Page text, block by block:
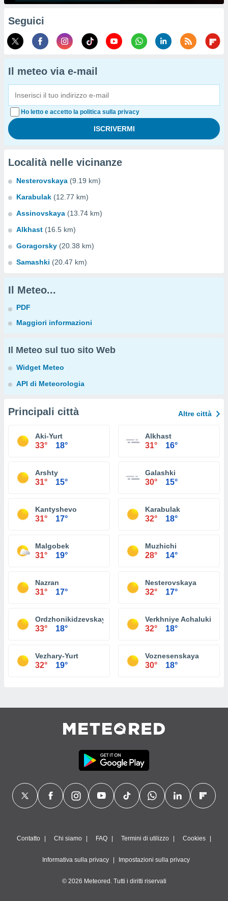
Seguici
Il meteo via e-mail
Ho letto e accetto la politica sulla privacy
Località nelle vicinanze
Nesterovskaya (9.19 km)
Karabulak (12.77 km)
Assinovskaya (13.74 km)
Alkhast (16.5 km)
Goragorsky (20.38 km)
Samashki (20.47 km)
Il Meteo...
PDF
Maggiori informazioni
Il Meteo sul tuo sito Web
Widget Meteo
API di Meteorologia
Principali città Altre città
Aki-Yurt
33° 18°
Alkhast
31° 16°
Arshty
31° 15°
Galashki
30° 15°
Kantyshevo
31° 17°
Karabulak
32° 18°
Malgobek
31° 19°
Muzhichi
28° 14°
Nazran
31° 17°
Nesterovskaya
32° 17°
Ordzhonikidzevskaya
33° 18°
Verkhniye Achaluki
32° 18°
Vezhary-Yurt
32° 19°
Voznesenskaya
30° 18°
Contatto Chi siamo FAQ Termini di utilizzo Cookies
Informativa sulla privacy Impostazioni sulla privacy
© 2026 Meteored. Tutti i diritti riservati